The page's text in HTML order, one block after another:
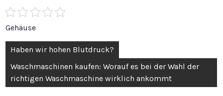
Gehäuse
Post
navigation
Haben wir hohen Blutdruck?
Waschmaschinen kaufen: Worauf es bei der Wahl der
richtigen Waschmaschine wirklich ankommt